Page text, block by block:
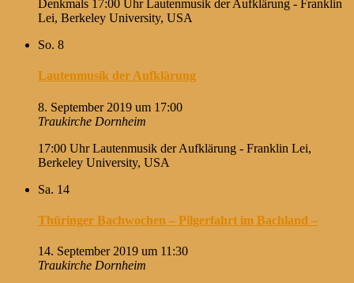
Denkmals 17:00 Uhr Lautenmusik der Aufklärung - Franklin
Lei, Berkeley University, USA
So. 8
Lautenmusik der Aufklärung
8. September 2019 um 17:00
Traukirche Dornheim
17:00 Uhr Lautenmusik der Aufklärung - Franklin Lei,
Berkeley University, USA
Sa. 14
Thüringer Bachwochen – Pilgerfahrt im Bachland –
14. September 2019 um 11:30
Traukirche Dornheim